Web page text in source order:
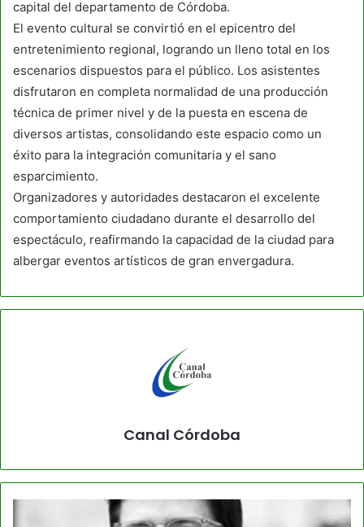
capital del departamento de Córdoba.
El evento cultural se convirtió en el epicentro del
entretenimiento regional, logrando un lleno total en los
escenarios dispuestos para el público. Los asistentes
disfrutaron en completa normalidad de una producción
técnica de primer nivel y de la puesta en escena de
diversos artistas, consolidando este espacio como un
éxito para la integración comunitaria y el sano
esparcimiento.
Organizadores y autoridades destacaron el excelente
comportamiento ciudadano durante el desarrollo del
espectáculo, reafirmando la capacidad de la ciudad para
albergar eventos artísticos de gran envergadura.
Canal Córdoba